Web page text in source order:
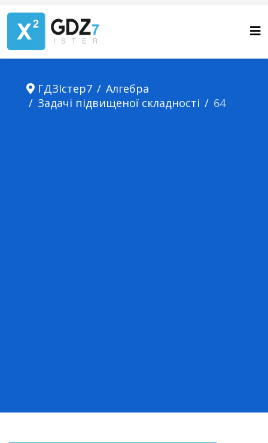
ГДЗІстер7
Алгебра
Задачі підвищеної складності
64